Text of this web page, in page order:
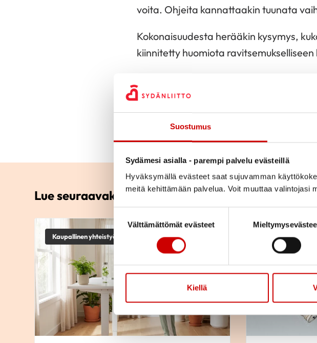
Suostumus
Sydämesi asialla - parempi palvelu evästeillä
Hyväksymällä evästeet saat sujuvamman
meitä kehittämään palvelua. Voit muuttaa
Välttämättömät evästeet
Kiellä
voita. Ohjeita kannattaakin tuunata
Kokonaisuudesta herääkin kysymys,
kiinnitetty huomiota
välttämään riisiä, mutta suositellaan
kunhan muistaa katsoa ohjeita
esimerkiksi tarvitsee Kosher suolaa?
Lue seuraavaksi
Kaupallinen yhteistyö Kaupallinen